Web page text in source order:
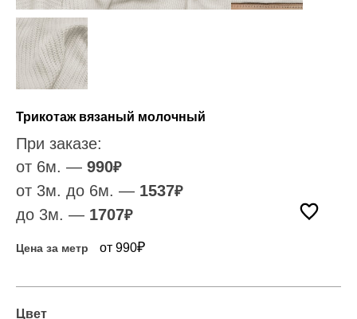
Трикотаж вязаный молочный
При заказе:
от 6м. — 990₽
от 3м. до 6м. — 1537₽
до 3м. — 1707₽
Цена за метр от 990₽
Цвет